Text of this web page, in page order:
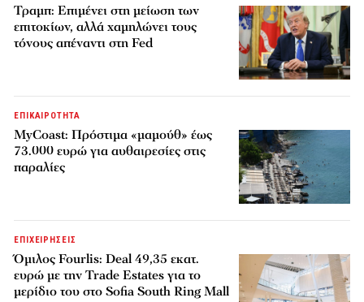
Τραμπ: Επιμένει στη μείωση των
επιτοκίων, αλλά χαμηλώνει τους
τόνους απέναντι στη Fed
ΕΠΙΚΑΙΡΟΤΗΤΑ
MyCoast: Πρόστιμα «μαμούθ» έως
73.000 ευρώ για αυθαιρεσίες στις
παραλίες
ΕΠΙΧΕΙΡΗΣΕΙΣ
Όμιλος Fourlis: Deal 49,35 εκατ.
ευρώ με την Trade Estates για το
μερίδιο του στο Sofia South Ring Mall